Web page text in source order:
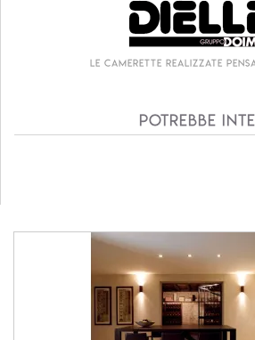
Le camerette realizzate
Potrebbe